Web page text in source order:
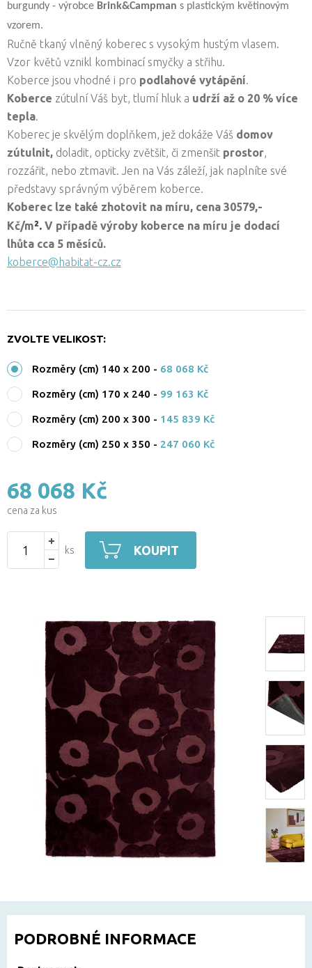
burgundy - výrobce Brink&Campman s plastickým květinovým
vzorem.
Ručně tkaný vlněný koberec s vysokým hustým vlasem.
Vzor květů vznikl kombinací smyčky a střihu.
Koberce jsou vhodné i pro podlahové vytápění.
Koberce zútulní Váš byt, tlumí hluk a udrží až o 20 % více
tepla.
Koberec je skvělým doplňkem, jež dokáže Váš domov
zútulnit, doladit, opticky zvětšit, či zmenšit prostor,
rozzářit, nebo ztmavit. Jen na Vás záleží, jak naplníte své
představy správným výběrem koberce.
Koberec lze také zhotovit na míru, cena 30579,-
Kč/m². V případě výroby koberce na míru je dodací
lhůta cca 5 měsíců.
koberce@habitat-cz.cz
ZVOLTE VELIKOST:
Rozměry (cm) 140 x 200 - 68 068 Kč
Rozměry (cm) 170 x 240 - 99 163 Kč
Rozměry (cm) 200 x 300 - 145 839 Kč
Rozměry (cm) 250 x 350 - 247 060 Kč
68 068 Kč
cena za kus
ks KOUPIT
PODROBNÉ INFORMACE